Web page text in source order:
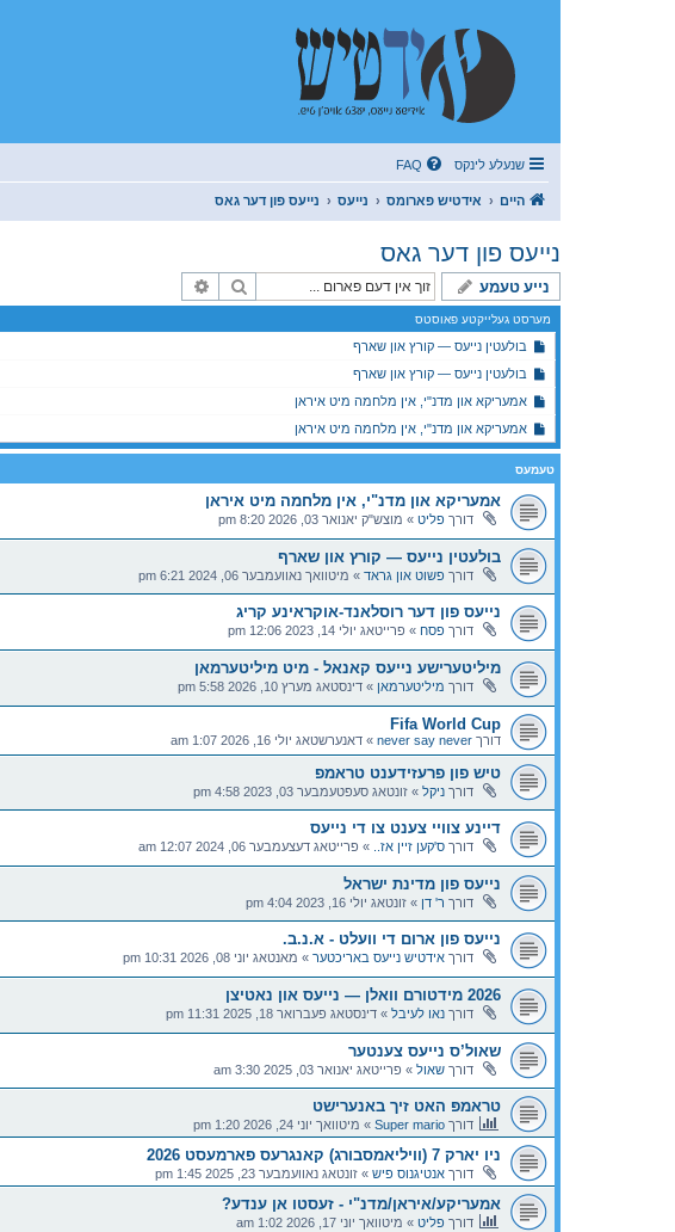
שנעלע לינקס FAQ
היים אידטיש פארומס נייעס נייעס פון דער גאס
נייעס פון דער גאס
נייע טעמע זוך
מערסט געלייקטע פאוסטס
בולעטין נייעס — קורץ און שארף
בולעטין נייעס — קורץ און שארף
אמעריקא און מדנ"י, אין מלחמה מיט איראן
אמעריקא און מדנ"י, אין מלחמה מיט איראן
טעמעס
אמעריקא און מדנ"י, אין מלחמה מיט איראן
דורך פליט » מוצש"ק יאנואר 03, 2026 8:20 pm
בולעטין נייעס — קורץ און שארף
דורך פשוט און גראד » מיטוואך נאוועמבער 06, 2024 6:21 pm
נייעס פון דער רוסלאנד-אוקראינע קריג
דורך פסח » פרייטאג יולי 14, 2023 12:06 pm
מיליטערישע נייעס קאנאל - מיט מיליטערמאן
דורך מיליטערמאן » דינסטאג מערץ 10, 2026 5:58 pm
Fifa World Cup
דורך never say never
» דאנערשטאג יולי 16, 2026 1:07 am
טיש פון פרעזידענט טראמפ
דורך ניקל » זונטאג סעפטעמבער 03, 2023 4:58 pm
דיינע צוויי צענט צו די נייעס
דורך ס'קען זיין אז.. » פרייטאג דעצעמבער 06, 2024 12:07 am
נייעס פון מדינת ישראל
דורך ר' דן » זונטאג יולי 16, 2023 4:04 pm
נייעס פון ארום די וועלט - א.נ.ב.
דורך אידטיש נייעס באריכטער » מאנטאג יוני 08, 2026 10:31 pm
2026 מידטורם וואלן — נייעס און נאטיצן
דורך נאו לעיבל » דינסטאג פעברואר 18, 2025 11:31 pm
שאול’ס נייעס צענטער
דורך שאול » פרייטאג יאנואר 03, 2025 3:30 am
טראמפּ האט זיך באנערישט
דורך Super mario
» מיטוואך יוני 24, 2026 1:20 pm
ניו יארק 7 (וויליאמסבורג) קאנגרעס פארמעסט 2026
דורך אנטיגנוס פיש » זונטאג נאוועמבער 23, 2025 1:45 pm
אמעריקע/איראן/מדנ"י - זעסטו אן ענדע?
דורך פליט » מיטוואך יוני 17, 2026 1:02 am